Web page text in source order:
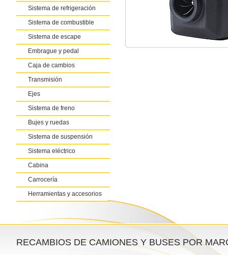
Sistema de refrigeración
Sistema de combustible
Sistema de escape
Embrague y pedal
Caja de cambios
Transmisión
Ejes
Sistema de freno
Bujes y ruedas
Sistema de suspensión
Sistema eléctrico
Cabina
Carrocería
Herramientas y accesorios
RECAMBIOS DE CAMIONES Y BUSES POR